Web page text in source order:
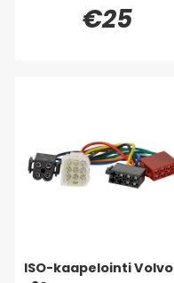
€25
ISO-kaapelointi Volvo